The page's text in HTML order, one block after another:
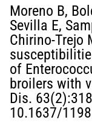
Moreno B,
Sevilla E,
Chirino-Trejo
of
broilers with
Dis.
10.1637/